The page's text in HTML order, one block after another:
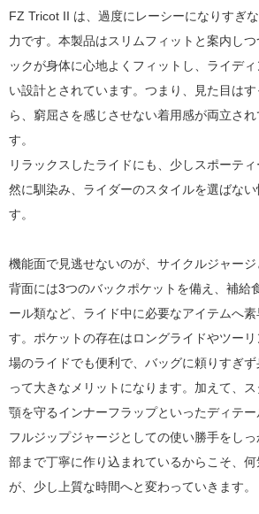
FZ Tricot II は、過度にレーシーになりすぎ
力です。本製品はスリムフィットと案内し
ックが身体に心地よくフィットし、ライディ
い設計とされています。つまり、見た目は
ら、窮屈さを感じさせない着用感が両立さ
す。
リラックスしたライドにも、少しスポーテ
然に馴染み、ライダーのスタイルを選ばな
す。
機能面で見逃せないのが、サイクルジャージ
背面には3つのバックポケットを備え、補給
ール類など、ライド中に必要なアイテムへ
す。ポケットの存在はロングライドやツー
場のライドでも便利で、バッグに頼りすぎ
って大きなメリットになります。加えて、
顎を守るインナーフラップといったディテー
フルジップジャージとしての使い勝手をし
部まで丁寧に作り込まれているからこそ、
が、少し上質な時間へと変わっていきます。